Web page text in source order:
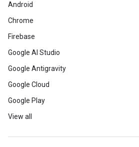
Android
Chrome
Firebase
Google AI Studio
Google Antigravity
Google Cloud
Google Play
View all